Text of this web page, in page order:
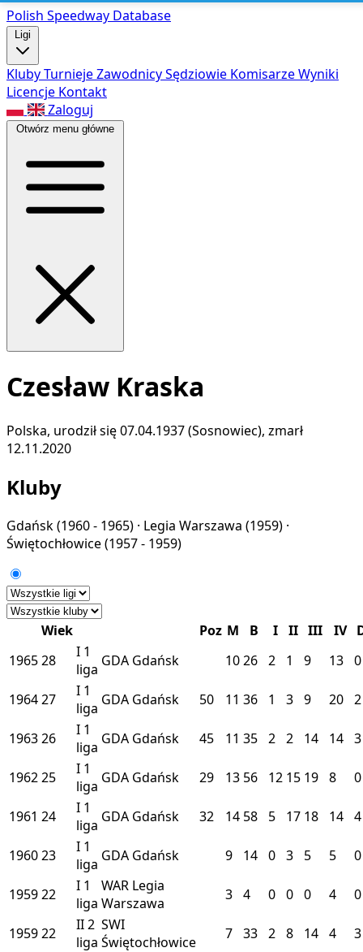
Polish Speedway Database
Ligi
KlubyTurniejeZawodnicySędziowie KomisarzeWyniki
Licencje Kontakt
Zaloguj
Otwórz menu główne
Czesław Kraska
Polska, urodził się 07.04.1937 (Sosnowiec), zmarł
12.11.2020
Kluby
Gdańsk(1960 - 1965) · Legia Warszawa (1959) ·
Świętochłowice(1957 - 1959)
Wiek Poz M B I II III IV
196528 I 1
liga GDA Gdańsk 1026 2 1 9 13 0
196427 I 1
liga GDA Gdańsk 50 11 36 1 3 9 20 2
196326 I 1
liga GDA Gdańsk 45 11 35 2 2 14 14 3
196225 I 1
liga GDA Gdańsk 29 13 56 12 15 19 8 0
1961 24 I 1
liga GDA Gdańsk 32 14 58 5 17 18 14 4
196023 I 1
liga GDA Gdańsk 9 14 0 3 5 5 0
195922 I 1
liga
WAR Legia
Warszawa
3 4 0 0 0 4 0
195922 II2
liga
SWI
Świętochłowice
7 33 2 8 14 4 3